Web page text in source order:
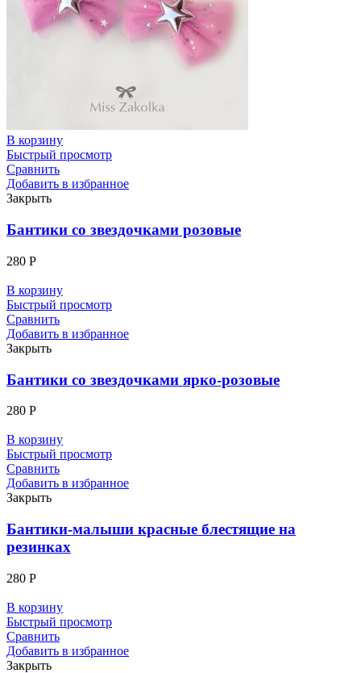
В корзину
Быстрый просмотр
Сравнить
Добавить в избранное
Закрыть
Бантики со звездочками розовые
280 Р
В корзину
Быстрый просмотр
Сравнить
Добавить в избранное
Закрыть
Бантики со звездочками ярко-розовые
280 Р
В корзину
Быстрый просмотр
Сравнить
Добавить в избранное
Закрыть
Бантики-малыши красные блестящие на
резинках
280 Р
В корзину
Быстрый просмотр
Сравнить
Добавить в избранное
Закрыть